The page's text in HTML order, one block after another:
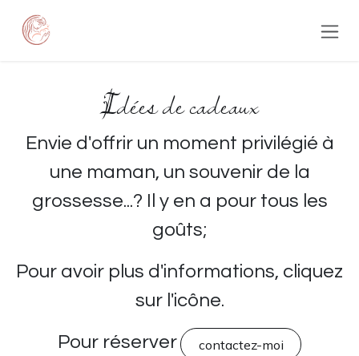
Idées de cadeaux
Envie d'offrir un moment privilégié à
une maman, un souvenir de la
grossesse...? Il y en a pour tous les
goûts;
Pour avoir plus d'informations, cliquez
sur l'icône.
Pour réserver contactez-moi